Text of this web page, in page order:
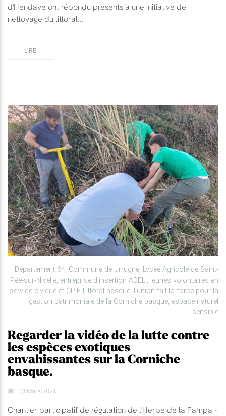
d'Hendaye ont répondu présents à une initiative de
nettoyage du littoral...
LIRE
Département 64, Commune de Urrugne, Lycée Agricole de Saint-
Pée-sur-Nivelle, entreprise d'insertion ADELI, jeunes volontaires en
service civique et CPIE Littoral basque, l'union fait la force pour la
gestion patrimoniale de la Corniche basque, espace naturel
sensible
Regarder la vidéo de la lutte contre
les espèces exotiques
envahissantes sur la Corniche
basque.
| 03 Mars 2026
Chantier participatif de régulation de l'Herbe de la Pampa -